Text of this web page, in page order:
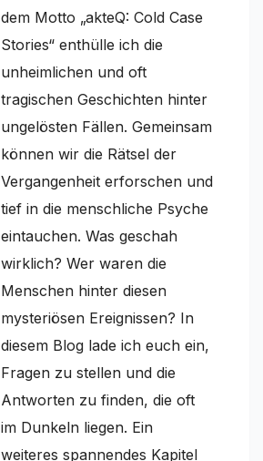
dem Motto „akteQ: Cold Case
Stories“ enthülle ich die
unheimlichen und oft
tragischen Geschichten hinter
ungelösten Fällen. Gemeinsam
können wir die Rätsel der
Vergangenheit erforschen und
tief in die menschliche Psyche
eintauchen. Was geschah
wirklich? Wer waren die
Menschen hinter diesen
mysteriösen Ereignissen? In
diesem Blog lade ich euch ein,
Fragen zu stellen und die
Antworten zu finden, die oft
im Dunkeln liegen. Ein
weiteres spannendes Kapitel